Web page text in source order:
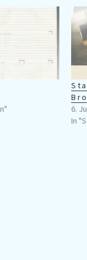
6.
In